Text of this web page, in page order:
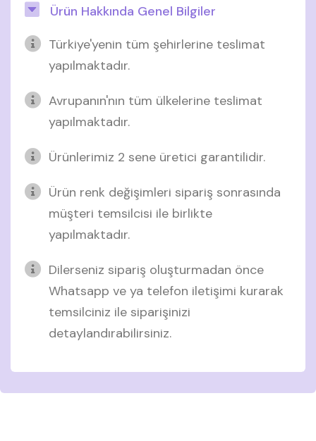
Ürün Hakkında Genel Bilgiler
Türkiye'yenin tüm şehirlerine teslimat
yapılmaktadır.
Avrupanın'nın tüm ülkelerine teslimat
yapılmaktadır.
Ürünlerimiz 2 sene üretici garantilidir.
Ürün renk değişimleri sipariş sonrasında
müşteri temsilcisi ile birlikte
yapılmaktadır.
Dilerseniz sipariş oluşturmadan önce
Whatsapp ve ya telefon iletişimi kurarak
temsilciniz ile siparişinizi
detaylandırabilirsiniz.